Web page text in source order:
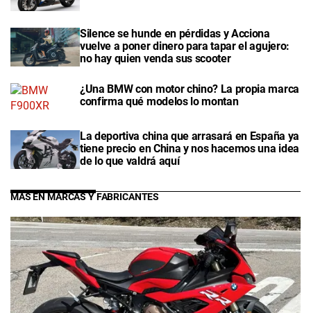
Silence se hunde en pérdidas y Acciona
vuelve a poner dinero para tapar el agujero:
no hay quien venda sus scooter
¿Una BMW con motor chino? La propia marca
confirma qué modelos lo montan
La deportiva china que arrasará en España ya
tiene precio en China y nos hacemos una idea
de lo que valdrá aquí
MÁS EN MARCAS Y FABRICANTES